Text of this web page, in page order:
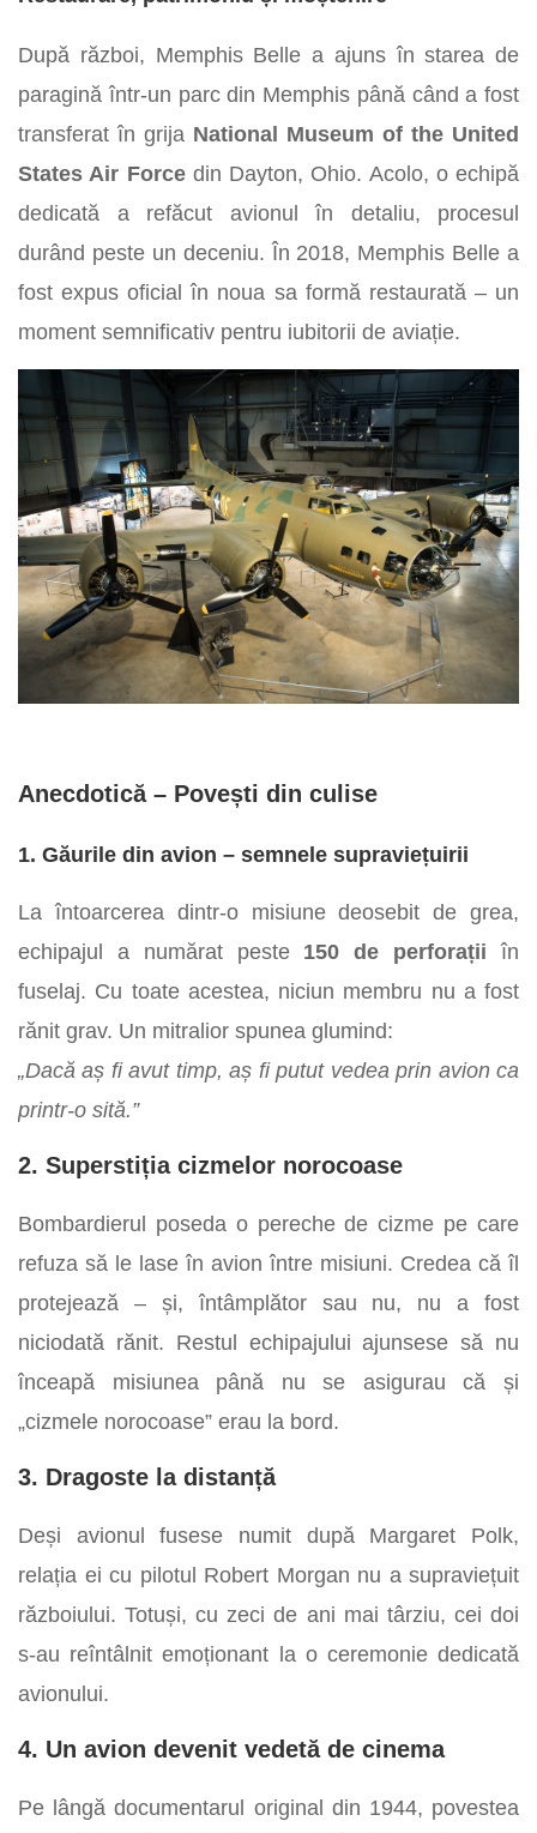
După război, Memphis Belle a ajuns în starea de
paragină într-un parc din Memphis până când a fost
transferat în grija National Museum of the United
States Air Forcedin Dayton, Ohio. Acolo, o echipă
dedicată a refăcut avionul în detaliu, procesul
durând peste un deceniu. În 2018, Memphis Belle a
fost expus oficial în noua sa formă restaurată – un
moment semnificativ pentru iubitorii de aviație.
Anecdotică – Povești din culise
1. Găurile din avion – semnele supraviețuirii
La întoarcerea dintr-o misiune deosebit de grea,
echipajul a numărat peste 150 de perforații în
fuselaj. Cu toate acestea, niciun membru nu a fost
rănit grav. Un mitralior spunea glumind:
„Dacă aș fi avut timp, aș fi putut vedea prin avion ca
printr-o sită.”
2. Superstiția cizmelor norocoase
Bombardierul poseda o pereche de cizme pe care
refuza să le lase în avion între misiuni. Credea că îl
protejează – și, întâmplător sau nu, nu a fost
niciodată rănit. Restul echipajului ajunsese să nu
înceapă misiunea până nu se asigurau că și
„cizmele norocoase” erau la bord.
3. Dragoste la distanță
Deși avionul fusese numit după Margaret Polk,
relația ei cu pilotul Robert Morgan nu a supraviețuit
războiului. Totuși, cu zeci de ani mai târziu, cei doi
s-au reîntâlnit emoționant la o ceremonie dedicată
avionului.
4. Un avion devenit vedetă de cinema
Pe lângă documentarul original din 1944, povestea